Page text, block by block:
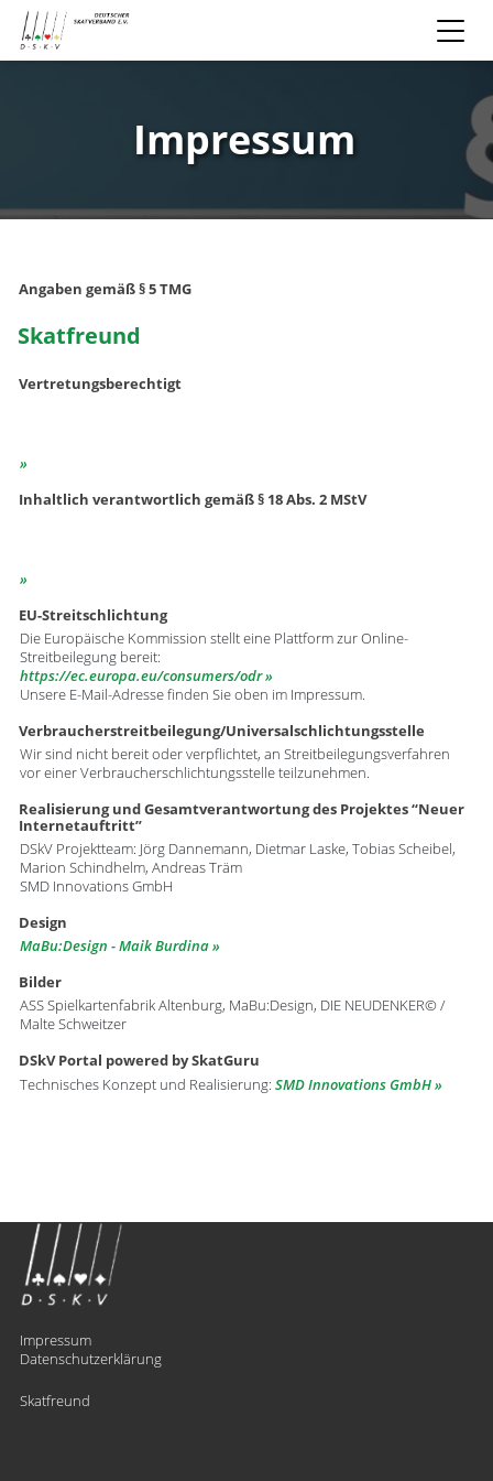
Impressum
Angaben gemäß § 5 TMG
Skatfreund
Vertretungsberechtigt
Inhaltlich verantwortlich gemäß § 18 Abs. 2 MStV
EU-Streitschlichtung
Die Europäische Kommission stellt eine Plattform zur Online-
Streitbeilegung bereit:
https://ec.europa.eu/consumers/odr
Unsere E-Mail-Adresse finden Sie oben im Impressum.
Verbraucherstreitbeilegung/Universalschlichtungsstelle
Wir sind nicht bereit oder verpflichtet, an Streitbeilegungsverfahren
vor einer Verbraucherschlichtungsstelle teilzunehmen.
Realisierung und Gesamtverantwortung des Projektes “Neuer
Internetauftritt”
DSkV Projektteam: Jörg Dannemann, Dietmar Laske, Tobias Scheibel,
Marion Schindhelm, Andreas Träm
SMD Innovations GmbH
Design
MaBu:Design - Maik Burdina
Bilder
ASS Spielkartenfabrik Altenburg, MaBu:Design, DIE NEUDENKER© /
Malte Schweitzer
DSkV Portal powered by SkatGuru
Technisches Konzept und Realisierung: SMD Innovations GmbH
Impressum
Datenschutzerklärung
Skatfreund